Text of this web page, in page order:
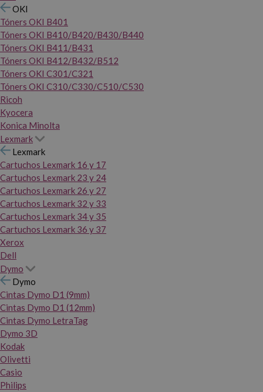
OKI
Tóners OKI B401
Tóners OKI B410/B420/B430/B440
Tóners OKI B411/B431
Tóners OKI B412/B432/B512
Tóners OKI C301/C321
Tóners OKI C310/C330/C510/C530
Ricoh
Kyocera
Konica Minolta
Lexmark
Lexmark
Cartuchos Lexmark 16 y 17
Cartuchos Lexmark 23 y 24
Cartuchos Lexmark 26 y 27
Cartuchos Lexmark 32 y 33
Cartuchos Lexmark 34 y 35
Cartuchos Lexmark 36 y 37
Xerox
Dell
Dymo
Dymo
Cintas Dymo D1 (9mm)
Cintas Dymo D1 (12mm)
Cintas Dymo LetraTag
Dymo 3D
Kodak
Olivetti
Casio
Philips